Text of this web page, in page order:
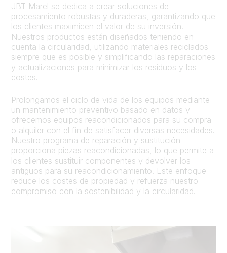
JBT Marel se dedica a crear soluciones de
procesamiento robustas y duraderas, garantizando que
los clientes maximicen el valor de su inversión.
Nuestros productos están diseñados teniendo en
cuenta la circularidad, utilizando materiales reciclados
siempre que es posible y simplificando las reparaciones
y actualizaciones para minimizar los residuos y los
costes.
Prolongamos el ciclo de vida de los equipos mediante
un mantenimiento preventivo basado en datos y
ofrecemos equipos reacondicionados para su compra
o alquiler con el fin de satisfacer diversas necesidades.
Nuestro programa de reparación y sustitución
proporciona piezas reacondicionadas, lo que permite a
los clientes sustituir componentes y devolver los
antiguos para su reacondicionamiento. Este enfoque
reduce los costes de propiedad y refuerza nuestro
compromiso con la sostenibilidad y la circularidad.